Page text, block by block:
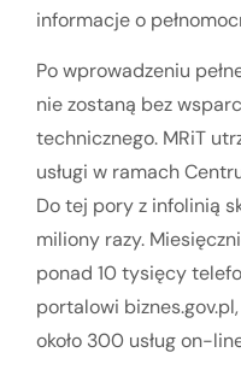
informacje o
Po wprowadzeniu
nie zostaną bez
technicznego. MRiT
usługi w ramach
Do tej pory z infolinią
miliony razy.
ponad 10 tysięcy
portalowi
około 300 usług on-